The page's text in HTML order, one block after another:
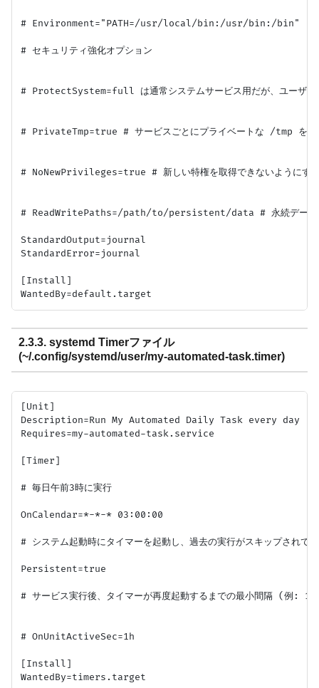
# Environment="PATH=/usr/local/bin:/usr/bin:/bin"
# セキュリティ強化オプション
# ProtectSystem=full は通常システムサービス用だが、ユーザー
# PrivateTmp=true # サービスごとにプライベートな /tmp を提
# NoNewPrivileges=true # 新しい特権を取得できないようにす
# ReadWritePaths=/path/to/persistent/data # 永続データを
StandardOutput=journal
StandardError=journal
[Install]
2.3.3. systemd Timerファイル
(~/.config/systemd/user/my-automated-task.timer)
[Unit]
Description=Run My Automated Daily Task every day
Requires=my-automated-task.service
[Timer]
# 毎日午前3時に実行
OnCalendar=*-*-* 03:00:00
# システム起動時にタイマーを起動し、過去の実行がスキップされて
Persistent=true
# サービス実行後、タイマーが再度起動するまでの最小間隔 (例: 1
# OnUnitActiveSec=1h
[Install]